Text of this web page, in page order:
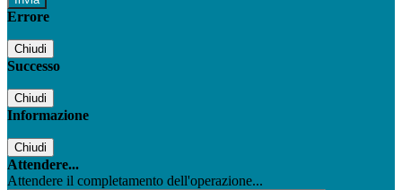
Errore
Chiudi
Successo
Chiudi
Informazione
Chiudi
Attendere...
Attendere il completamento dell'operazione...